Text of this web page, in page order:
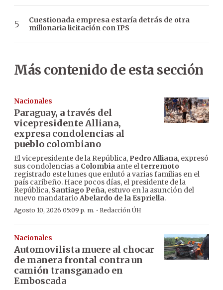
Cuestionada empresa estaría detrás de otra
millonaria licitación con IPS
Más contenido de esta sección
Nacionales
Paraguay, a través del
vicepresidente Alliana,
expresa condolencias al
pueblo colombiano
El vicepresidente de la República, Pedro Alliana, expresó
sus condolencias a Colombia ante elterremoto
registrado este lunes que enlutó a varias familias en el
país caribeño. Hace pocos días, el presidente de la
República, Santiago Peña, estuvo en la asunción del
nuevo mandatarioAbelardo de la Espriella.
Agosto 10, 2026 05:09 p. m. · Redacción ÚH
Nacionales
Automovilista muere al chocar
de manera frontal contra un
camión transganado en
Emboscada